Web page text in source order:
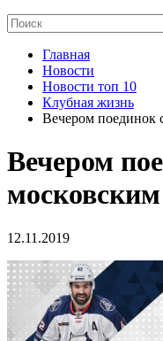
Главная
Новости
Новости топ 10
Клубная жизнь
Вечером поединок
Вечером
12.11.2019